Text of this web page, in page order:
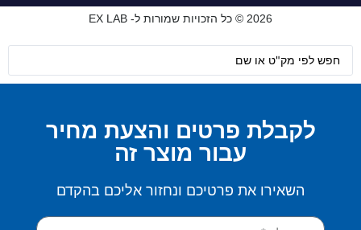
2026 © כל הזכויות שמורות ל- EX LAB
לקבלת פרטים והצעת מחיר
עבור מוצר זה
השאירו את פרטיכם ונחזור אליכם בהקדם​